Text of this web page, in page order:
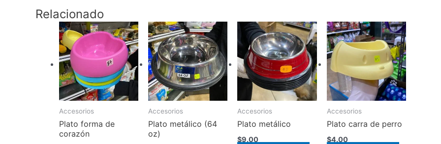
Relacionado
Accesorios
Plato forma de
corazón
Accesorios
Plato metálico (64
oz)
Accesorios
Plato metálico
$9.00
Accesorios
Plato carra de perro
$4.00